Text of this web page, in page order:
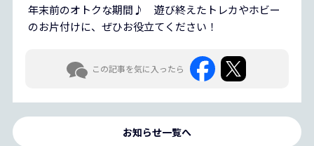
年末前のオトクな期間♪ 遊び終えたトレカやホビー
のお片付けに、ぜひお役立てください！
この記事を気に入ったら
お知らせ一覧へ